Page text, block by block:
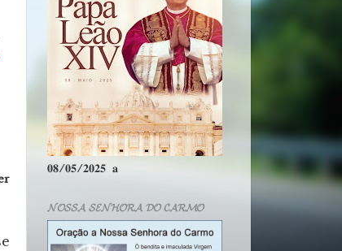
𝟎𝟖/𝟎𝟓/𝟐𝟎𝟐𝟓 𝐚
𝓝𝓞𝓢𝓢𝓐 𝓢𝓔𝓝𝓗𝓞𝓡𝓐 𝓓𝓞 𝓒𝓐𝓡𝓜𝓞